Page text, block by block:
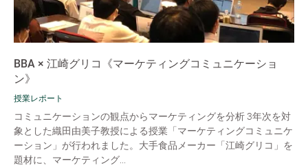
BBA × 江崎グリコ《マーケティングコミュニケーショ
ン》
授業レポート
コミュニケーションの観点からマーケティングを分析 3年次を対
象とした織田由美子教授による授業「マーケティングコミュニケ
ーション」が行われました。大手食品メーカー「江崎グリコ」を
題材に、マーケティング...